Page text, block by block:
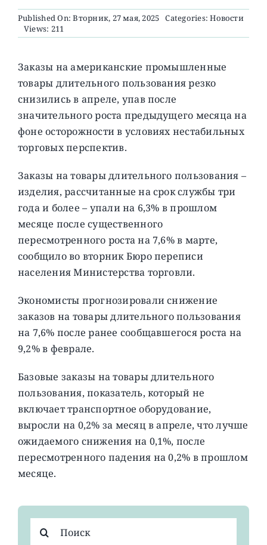
Published On: Вторник, 27 мая, 2025 Categories:Новости
Views: 211
Заказы на американские промышленные
товары длительного пользования резко
снизились в апреле, упав после
значительного роста предыдущего месяца на
фоне осторожности в условиях нестабильных
торговых перспектив.
Заказы на товары длительного пользования –
изделия, рассчитанные на срок службы три
года и более – упали на 6,3% в прошлом
месяце после существенного
пересмотренного роста на 7,6% в марте,
сообщило во вторник Бюро переписи
населения Министерства торговли.
Экономисты прогнозировали снижение
заказов на товары длительного пользования
на 7,6% после ранее сообщавшегося роста на
9,2% в феврале.
Базовые заказы на товары длительного
пользования, показатель, который не
включает транспортное оборудование,
выросли на 0,2% за месяц в апреле, что лучше
ожидаемого снижения на 0,1%, после
пересмотренного падения на 0,2% в прошлом
месяце.
поиска: